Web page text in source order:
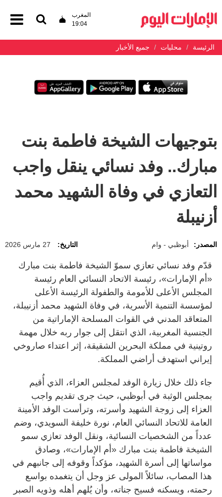
المغرب
19:04
الرئيسة محليات جميع الأخبار
بتوجيهات الشيخة فاطمة بنت
مبارك.. وفد نسائي ينقل واجب
التعازي في وفاة الشهيد محمد
أزنيبلة
المصدر: أبوظبي - وام التاريخ: 27 مارس 2026
قدّم وفد نسائي تعازي سموّ الشيخة فاطمة بنت مبارك
«أم الإمارات»، رئيسة الاتحاد النسائي العام رئيسة
المجلس الأعلى للأمومة والطفولة الرئيسة الأعلى
لمؤسسة التنمية الأسرية، في وفاة الشهيد محمد أزنيبلة،
المتعاقد المدني في القوات المسلحة الإماراتية من
الجنسية المغربية، الذي انتقل إلى جوار ربه خلال مهمة
روتينية في مملكة البحرين الشقيقة، إثر اعتداء صاروخي
إيراني استهدف أراضي المملكة.
جاء ذلك خلال زيارة الوفد لمجلس العزاء، الذي أُقيم
بمجلس الوثبة في أبوظبي، حيث جرى تقديم واجب
العزاء إلى زوجة الشهيد وأسرته، وترأست الوفد الأمينة
العامة للاتحاد النسائي العام، نورة خليفة السويدي، وضم
عدداً من الشخصيات النسائية، ونقل الوفد تعازي سمو
الشيخة فاطمة بنت مبارك «أم الإمارات»، وصادق
مواساتها إلى أسرة الشهيد، مؤكداً وقوفه إلى جانبهم في
هذا المصاب، سائلاً المولى عز وجل أن يتغمده بواسع
رحمته، ويسكنه فسيح جناته، وأن يُلهم أهله وذويه الصبر